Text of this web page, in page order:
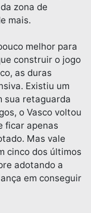
zona de
mais.
melhor para
construir o jogo
as duras
Existiu um
sua retaguarda
o Vasco voltou
ficar apenas
Mas vale
cinco dos últimos
adotando a
em conseguir